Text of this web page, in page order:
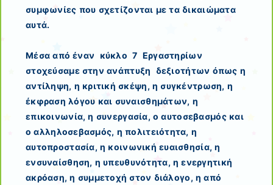
συμφωνίες που σχετίζονται με τα δικαιώματα
αυτά.
Μέσα από έναν κύκλο 7 Εργαστηρίων
στοχεύσαμε στην ανάπτυξη δεξιοτήτων όπως η
αντίληψη, η κριτική σκέψη, η συγκέντρωση, η
έκφραση λόγου και συναισθημάτων, η
επικοινωνία, η συνεργασία, ο αυτοσεβασμός και
ο αλληλοσεβασμός, η πολιτειότητα, η
αυτοπροστασία, η κοινωνική ευαισθησία, η
ενσυναίσθηση, η υπευθυνότητα, η ενεργητική
ακρόαση, η συμμετοχή στον διάλογο, η από